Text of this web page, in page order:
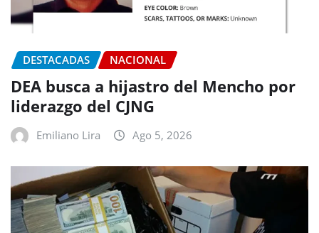
DESTACADAS NACIONAL
DEA busca a hijastro del Mencho por
liderazgo del CJNG
Emiliano Lira Ago 5, 2026